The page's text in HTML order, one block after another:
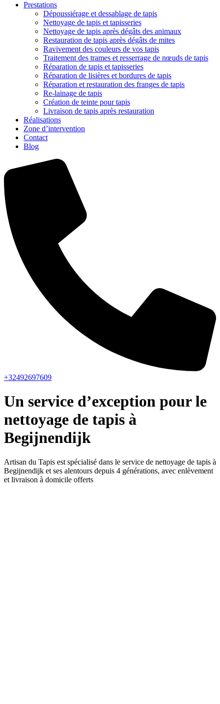
Prestations
Dépoussiérage et dessablage de tapis
Nettoyage de tapis et tapisseries
Nettoyage de tapis après dégâts des animaux
Restauration de tapis après dégâts de mites
Ravivement des couleurs de vos tapis
Traitement des trames et resserrage de nœuds de tapis
Réparation de tapis et tapisseries
Réparation de lisières et bordures de tapis
Réparation et restauration des franges de tapis
Re-lainage de tapis
Création de teinte pour tapis
Livraison de tapis après restauration
Réalisations
Zone d’intervention
Contact
Blog
+32492697609
Un service d’exception pour le
nettoyage de tapis à
Begijnendijk
Artisan du Tapis est spécialisé dans le service de nettoyage de tapis à
Begijnendijk et ses alentours depuis 4 générations, avec enlèvement
et livraison à domicile offerts